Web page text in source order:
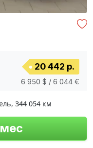
20 442 р.
6 950 $ / 6 044 €
, 344 054 км